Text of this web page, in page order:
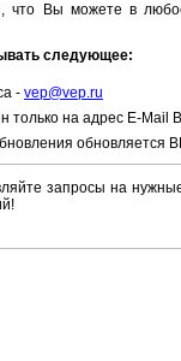
что Вы можете в
следующее:
- vep@vep.ru
только на адрес E-Mail
запросы на